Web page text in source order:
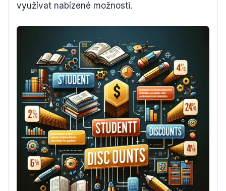
využívat nabízené možnosti.